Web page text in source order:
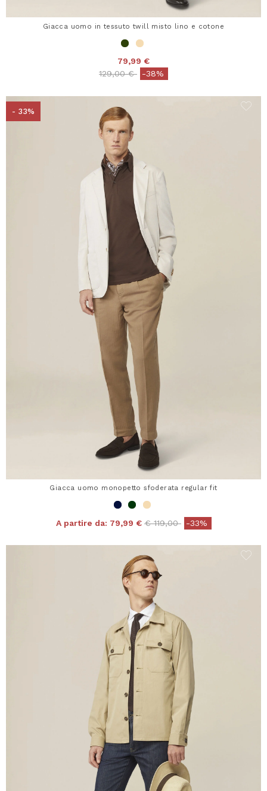
Giacca uomo in tessuto twill misto lino e cotone
79,99 €
Price reduced from
129,00 €to-38%
- 33%
Giacca uomo monopetto sfoderata regular fit
A partire da: 79,99 € Price reduced from
€ 119,00to-33%